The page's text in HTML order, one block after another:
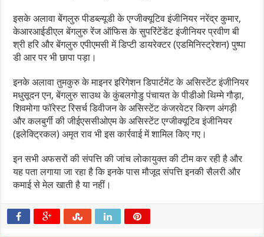
इसके अलावा बेंगलुरु पीडब्ल्यूडी के एग्जीक्यूटिव इंजीनियर नरेंद्र कुमार,
केआरआईडीएल बेंगलुरु रेंज ऑफिस के सुपरिंटेंडेंट इंजीनियर प्रवीण बी
श्री हरि और बेंगलुरु एपीएमसी में डिप्टी डायरेक्टर (एडमिनिस्ट्रेशन) पुष्पा
डी आर पर भी छापा पड़ा।
इनके अलावा तुमकुरु के माइनर इरिगेशन डिपार्टमेंट के असिस्टेंट इंजीनियर
मधुसूदन एन, बेंगलुरु साउथ के कुंबलगोडु पंचायत के पीडीओ थिम्मे गौड़ा,
शिवमोगा फॉरेस्ट रिसर्च डिवीजन के असिस्टेंट कंजरवेटर किरण अंगड़ी
और कलबुर्गी की जीईएससीओएम के असिस्टेंट एग्जीक्यूटिव इंजीनियर
(इलेक्ट्रिकल) अमृत राव भी इस कार्रवाई में शामिल किए गए।
इन सभी अफसरों की संपत्ति की जांच लोकायुक्त की टीम कर रही है और
यह पता लगाया जा रहा है कि इनके पास मौजूद संपत्ति इनकी सैलरी और
कमाई से मेल खाती है या नहीं।